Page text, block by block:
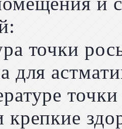
точки
для
крепкие